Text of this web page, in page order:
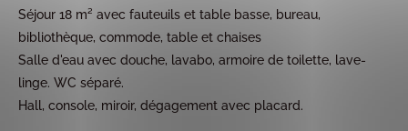
Séjour 18 m² avec fauteuils et table basse, bureau,
bibliothèque, commode, table et chaises
Salle d'eau avec douche, lavabo, armoire de toilette, lave-
linge. WC séparé.
Hall, console, miroir, dégagement avec placard.